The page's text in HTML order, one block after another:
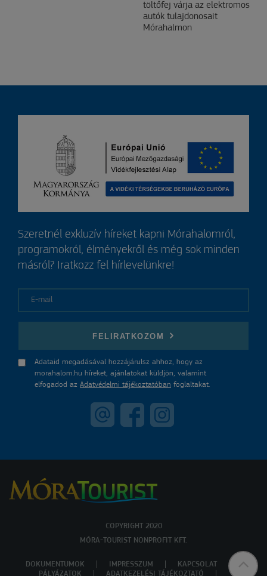
töltőfej várja az elektromos
autók tulajdonosait
Mórahalmon
Szeretnél exkluzív híreket kapni Mórahalomról,
programokról, élményekről és még sok minden
másról? Iratkozz fel hírlevelünkre!
FELIRATKOZOM
Adataid megadásával hozzájárulsz ahhoz, hogy az
morahalom.hu híreket, ajánlatokat küldjön, valamint
elfogadod az Adatvédelmi tájékoztatóban foglaltakat.
COPYRIGHT 2020
MÓRA-TOURIST NONPROFIT KFT.
DOKUMENTUMOK IMPRESSZUM
KAPCSOLAT
PÁLYÁZATOK
ADATKEZELÉSI TÁJÉKOZTATÓ